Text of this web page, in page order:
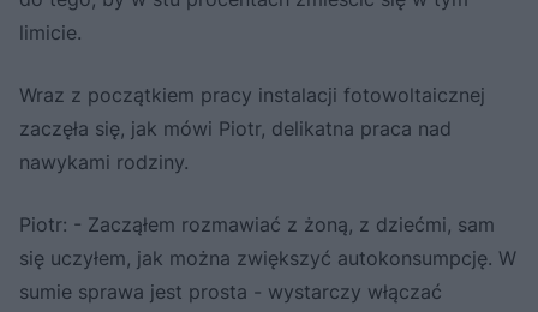
limicie.
Wraz z początkiem pracy instalacji fotowoltaicznej
zaczęła się, jak mówi Piotr, delikatna praca nad
nawykami rodziny.
Piotr: - Zacząłem rozmawiać z żoną, z dziećmi, sam
się uczyłem, jak można zwiększyć autokonsumpcję. W
sumie sprawa jest prosta - wystarczy włączać